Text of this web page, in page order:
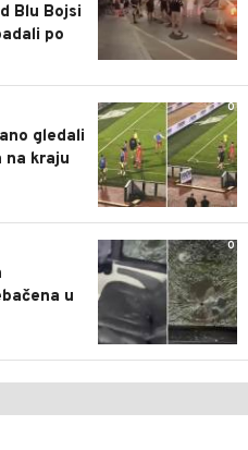
Blu Bojsi
po
0
gledali
na kraju
0
u